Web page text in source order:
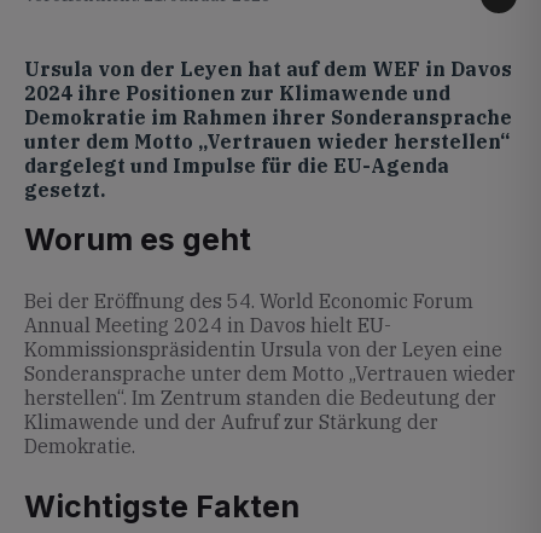
Ursula von der Leyen hat auf dem WEF in Davos
2024 ihre Positionen zur Klimawende und
Demokratie im Rahmen ihrer Sonderansprache
unter dem Motto „Vertrauen wieder herstellen“
dargelegt und Impulse für die EU-Agenda
gesetzt.
Worum es geht
Bei der Eröffnung des 54. World Economic Forum
Annual Meeting 2024 in Davos hielt EU-
Kommissionspräsidentin Ursula von der Leyen eine
Sonderansprache unter dem Motto „Vertrauen wieder
herstellen“. Im Zentrum standen die Bedeutung der
Klimawende und der Aufruf zur Stärkung der
Demokratie.
Wichtigste Fakten